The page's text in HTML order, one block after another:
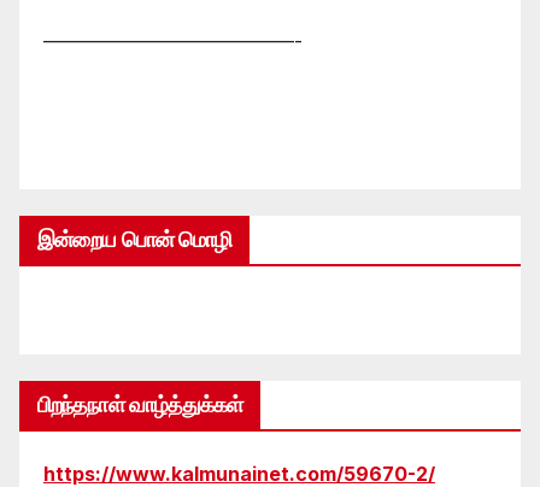
—————————————-
இன்றைய பொன் மொழி
பிறந்தநாள் வாழ்த்துக்கள்
https://www.kalmunainet.com/59670-2/